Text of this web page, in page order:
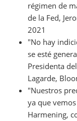
régimen de
de la Fed,
2021
"No hay
se esté
Presidenta
Lagarde,
"Nuestros
ya que
Harmening,